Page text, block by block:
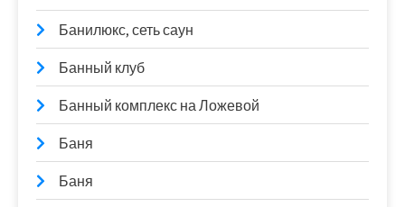
Банилюкс, сеть саун
Банный клуб
Банный комплекс на Ложевой
Баня
Баня